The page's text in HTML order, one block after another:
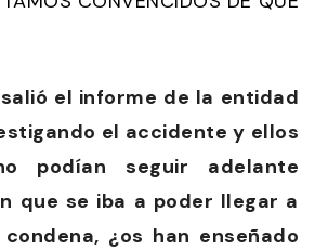
el informe de la entidad
el accidente y ellos
podían seguir adelante
que se iba a poder llegar a
¿os han enseñado